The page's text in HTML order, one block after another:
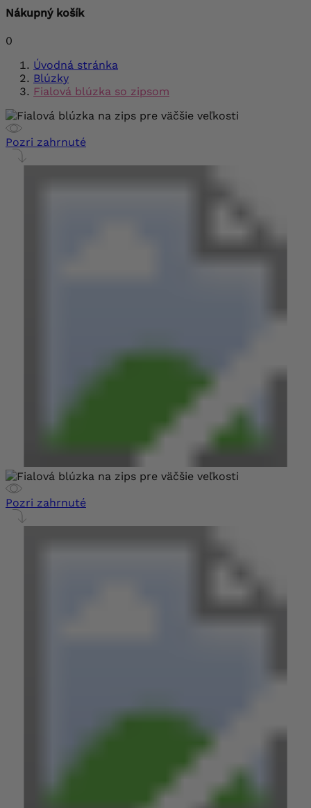
Nákupný košík
0
Úvodná stránka
Blúzky
Fialová blúzka so zipsom
Pozri zahrnuté
Pozri zahrnuté